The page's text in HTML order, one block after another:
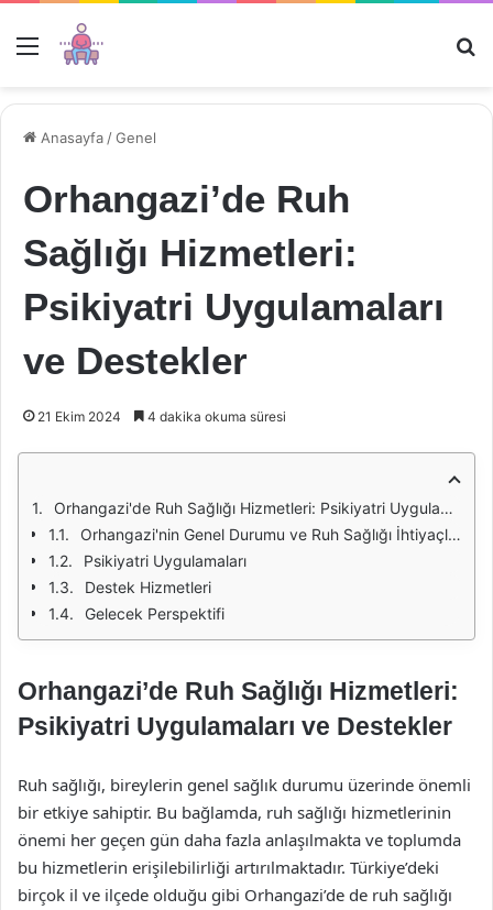
Menü
Anasayfa /Genel
Orhangazi’de Ruh
Sağlığı Hizmetleri:
Psikiyatri Uygulamaları
ve Destekler
21 Ekim 2024 4 dakika okuma süresi
Orhangazi'de Ruh Sağlığı Hizmetleri: Psikiyatri Uygulamaları ve Destekler
Orhangazi'nin Genel Durumu ve Ruh Sağlığı İhtiyaçları
Psikiyatri Uygulamaları
Destek Hizmetleri
Gelecek Perspektifi
Orhangazi’de Ruh Sağlığı Hizmetleri:
Psikiyatri Uygulamaları ve Destekler
Ruh sağlığı, bireylerin genel sağlık durumu üzerinde önemli
bir etkiye sahiptir. Bu bağlamda, ruh sağlığı hizmetlerinin
önemi her geçen gün daha fazla anlaşılmakta ve toplumda
bu hizmetlerin erişilebilirliği artırılmaktadır. Türkiye’deki
birçok il ve ilçede olduğu gibi Orhangazi’de de ruh sağlığı